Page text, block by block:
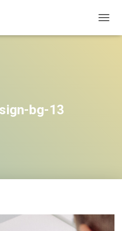
bg-13